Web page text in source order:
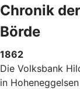
Chronik
Börde
1862
Die Volksbank
in